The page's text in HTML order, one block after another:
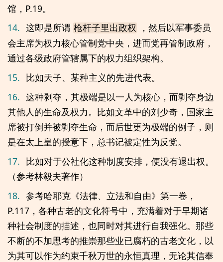
馆，P.19。
14. 这即是所谓 枪杆子里出政权
，然后以军事委员
会主席为权力核心管制党中央，进而党再管制政府，
通过各级政府管辖属下的权力组织架构。
15. 比如天子、某种主义的先进代表。
16. 这种剥夺，其极端是以一人为核心，而剥夺身边
其他人的生命及权力。比如文革中的刘少奇，国家主
席被打倒并被剥夺生命，而后世更为极端的例子，则
是在太上皇的授意下，总书记被定性为反党。
17. 比如对于公社化这种制度安排，便没有退出权。
（参考林毅夫著作）
18. 参考哈耶克《法律、立法和自由》第一卷，
P.117，各种古老的文化符号中，充满着对于早期诸
种社会制度的描述，也同时对其进行自我强化。那些
不断的不加思考的推崇那些业已腐朽的古老文化，以
为其可以作为约束千秋万世的永恒真理，无论其信奉